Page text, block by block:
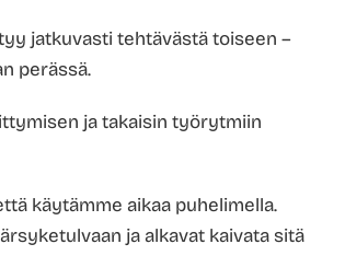
jatkuvasti tehtävästä toiseen –
perässä.
ja takaisin työrytmiin
käytämme aikaa puhelimella.
ja alkavat kaivata sitä